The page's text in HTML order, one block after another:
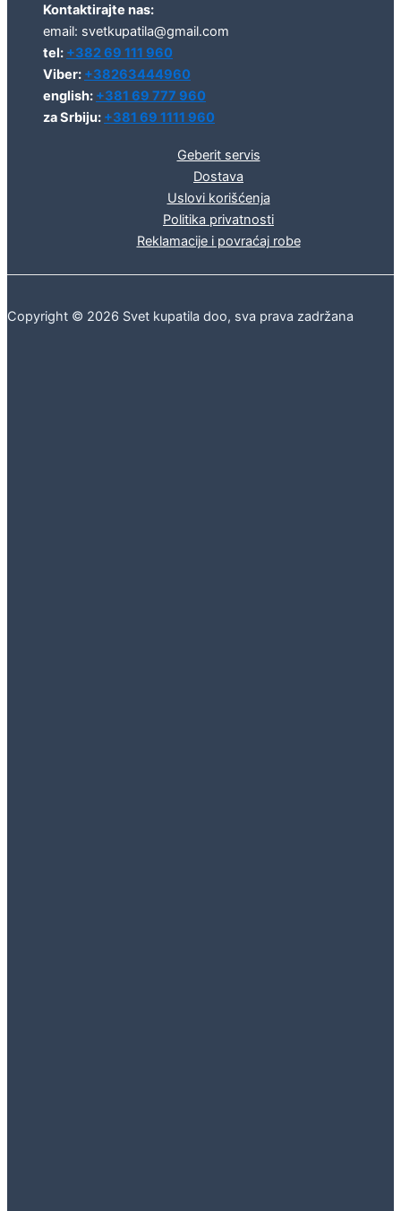
Kontaktirajte nas:
email: svetkupatila@gmail.com
tel: +382 69 111 960
Viber: +38263444960
english: +381 69 777 960
za Srbiju: +381 69 1111 960
Geberit servis
Dostava
Uslovi korišćenja
Politika privatnosti
Reklamacije i povraćaj robe
Copyright © 2026 Svet kupatila doo, sva prava zadržana